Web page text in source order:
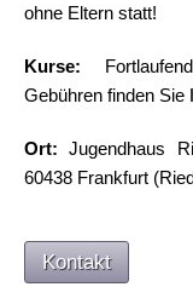
ohne Eltern statt!
Kurse:
Gebühren finden Sie
Ort: Jugendhaus
60438 Frankfurt
Kontakt